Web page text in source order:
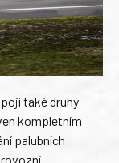
také druhý
kompletním
palubních